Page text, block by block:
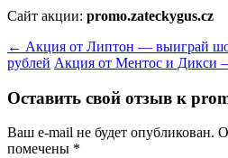
Сайт акции: promo.zateckygus.cz
← Акция от Липтон — выиграй
рублей Акция от Ментос и Дикси
Оставить свой отзыв к
Ваш e-mail не будет опубликован.
помечены *